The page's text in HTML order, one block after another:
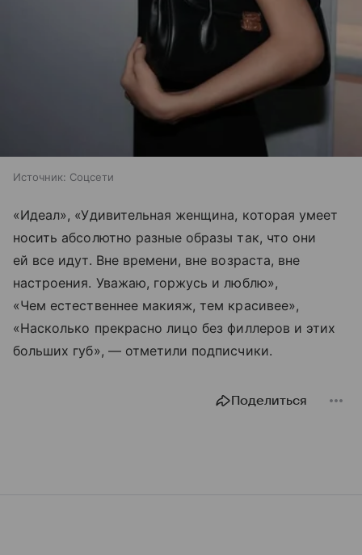
Источник: Соцсети
«Идеал», «Удивительная женщина, которая умеет
носить абсолютно разные образы так, что они
ей все идут. Вне времени, вне возраста, вне
настроения. Уважаю, горжусь и люблю»,
«Чем естественнее макияж, тем красивее»,
«Насколько прекрасно лицо без филлеров и этих
больших губ», — отметили подписчики.
Поделиться